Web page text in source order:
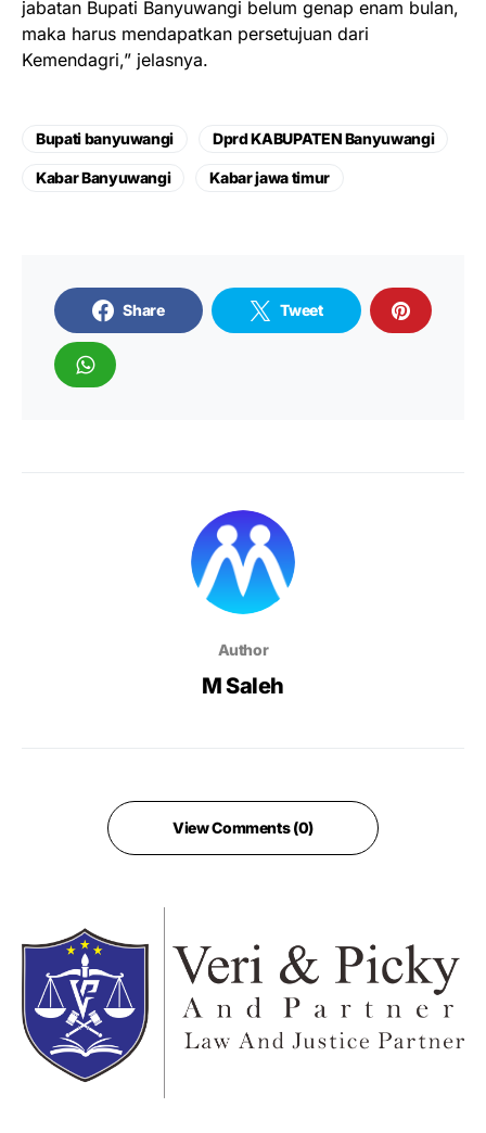
jabatan Bupati Banyuwangi belum genap enam bulan,
maka harus mendapatkan persetujuan dari
Kemendagri,” jelasnya.
Bupati banyuwangi Dprd KABUPATEN Banyuwangi
Kabar Banyuwangi Kabar jawa timur
Share Tweet
Author
M Saleh
View Comments (0)